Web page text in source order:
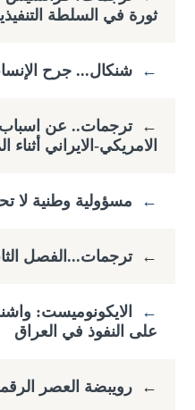
ثورة في السلطة
← شنكال... جرح
← ترجمات.. عن اسباب
الامريكي-الايراني
← مسؤولية وطنية لا
← ترجمات...الفصل
←
الايكونوميست:
على النفوذ في العراق
← رويبضة العصر